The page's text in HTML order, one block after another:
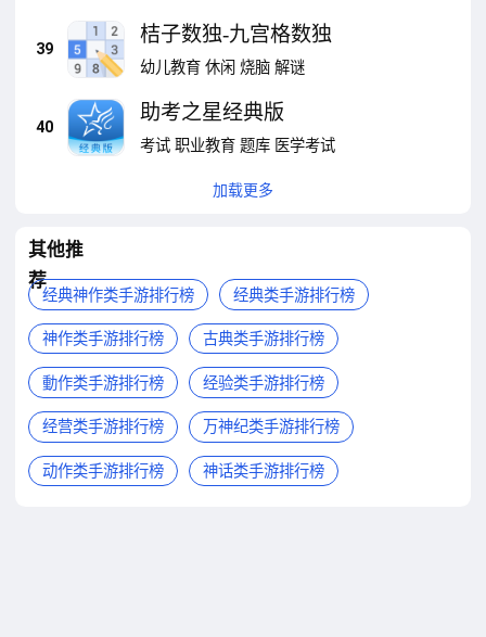
39
桔子数独-九宫格数独
幼儿教育 休闲 烧脑 解谜
40
助考之星经典版
考试 职业教育 题库 医学考试
加载更多
其他推
荐
经典神作类手游排行榜 经典类手游排行榜
神作类手游排行榜 古典类手游排行榜
動作类手游排行榜 经验类手游排行榜
经营类手游排行榜 万神纪类手游排行榜
动作类手游排行榜 神话类手游排行榜